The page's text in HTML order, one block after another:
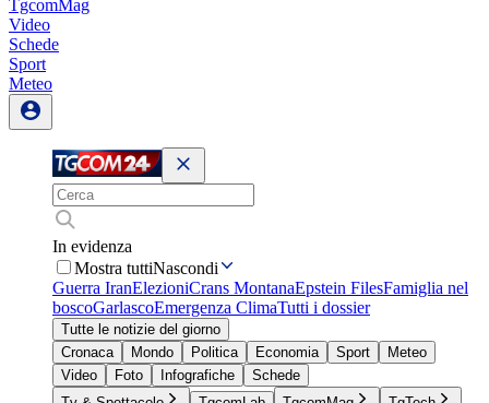
TgcomMag
Video
Schede
Sport
Meteo
In evidenza
Mostra tuttiNascondi
Guerra IranElezioniCrans MontanaEpstein FilesFamiglia nel
boscoGarlascoEmergenza ClimaTutti i dossier
Tutte le notizie del giorno
Cronaca
Mondo Politica Economia Sport
Meteo
Video
Foto Infografiche
Schede